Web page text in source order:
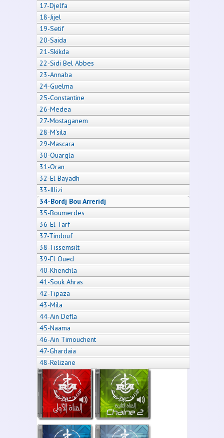
17-Djelfa
18-Jijel
19-Setif
20-Saida
21-Skikda
22-Sidi Bel Abbes
23-Annaba
24-Guelma
25-Constantine
26-Medea
27-Mostaganem
28-M'sila
29-Mascara
30-Ouargla
31-Oran
32-El Bayadh
33-Illizi
34-Bordj Bou Arreridj
35-Boumerdes
36-El Tarf
37-Tindouf
38-Tissemsilt
39-El Oued
40-Khenchla
41-Souk Ahras
42-Tipaza
43-Mila
44-Ain Defla
45-Naama
46-Ain Timouchent
47-Ghardaia
48-Relizane